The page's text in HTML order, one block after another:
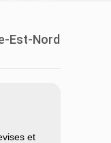
Est-Nord
et